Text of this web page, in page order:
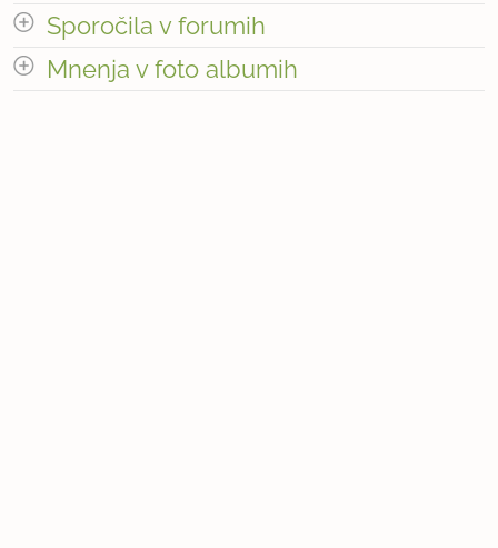
Število receptov: 1
odpri vse
« prejšnja 1 3 naslednja Â»
Sporočila v forumih
odpri vse
Mnenja v foto albumih